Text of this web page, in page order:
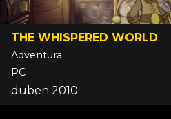
THE WHISPERED WORLD
Adventura
PC
duben 2010